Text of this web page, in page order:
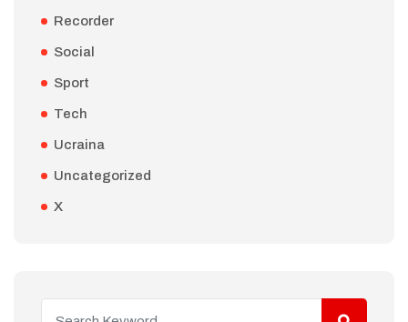
Recorder
Social
Sport
Tech
Ucraina
Uncategorized
X